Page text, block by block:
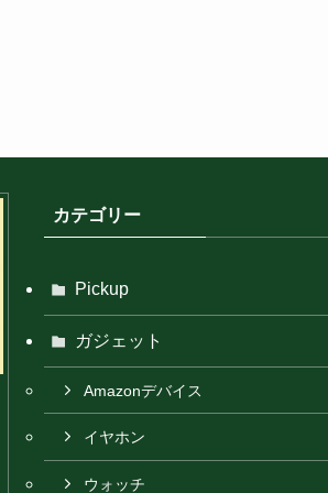
カテゴリー
Pickup
ガジェット
Amazonデバイス
イヤホン
ウォッチ